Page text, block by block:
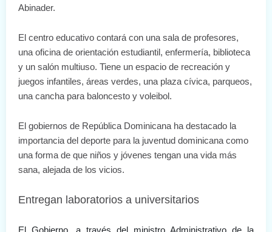
Abinader.
El centro educativo contará con una sala de profesores,
una oficina de orientación estudiantil, enfermería, biblioteca
y un salón multiuso. Tiene un espacio de recreación y
juegos infantiles, áreas verdes, una plaza cívica, parqueos,
una cancha para baloncesto y voleibol.
El gobiernos de República Dominicana ha destacado la
importancia del deporte para la juventud dominicana como
una forma de que niños y jóvenes tengan una vida más
sana, alejada de los vicios.
Entregan laboratorios a universitarios